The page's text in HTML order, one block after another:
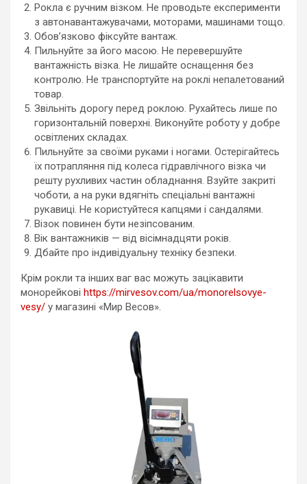
Рокла є ручним візком. Не проводьте експерименти
з автонавантажувачами, моторами, машинами тощо.
Обов’язково фіксуйте вантаж.
Пильнуйте за його масою. Не перевершуйте
вантажність візка. Не лишайте оснащення без
контролю. Не транспортуйте на роклі непалетований
товар.
Звільніть дорогу перед роклою. Рухайтесь лише по
горизонтальній поверхні. Виконуйте роботу у добре
освітлених складах.
Пильнуйте за своїми руками і ногами. Остерігайтесь
їх потрапляння під колеса гідравлічного візка чи
решту рухливих частин обладнання. Взуйте закриті
чоботи, а на руки вдягніть спеціальні вантажні
рукавиці. Не користуйтеся капцями і сандалями.
Візок повинен бути незіпсованим.
Вік вантажників — від вісімнадцяти років.
Дбайте про індивідуальну техніку безпеки.
Крім рокли та інших ваг вас можуть зацікавити
монорейкові https://mirvesov.com/ua/monorelsovye-
vesy/ у магазині «Мир Весов».